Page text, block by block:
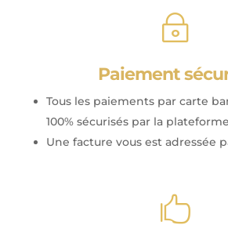
~
Paiement
Tous les paiements par carte
100% sécurisés par la
Une facture vous est adressée
